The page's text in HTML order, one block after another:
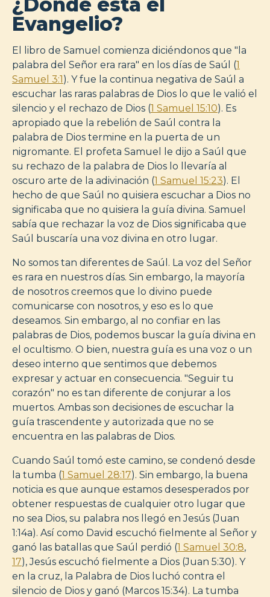
Evangelio?
El libro de Samuel comienza diciéndonos que "la
palabra del Señor era rara" en los días de Saúl (1
Samuel 3:1). Y fue la continua negativa de Saúl a
escuchar las raras palabras de Dios lo que le valió el
silencio y el rechazo de Dios (1 Samuel 15:10). Es
apropiado que la rebelión de Saúl contra la
palabra de Dios termine en la puerta de un
nigromante. El profeta Samuel le dijo a Saúl que
su rechazo de la palabra de Dios lo llevaría al
oscuro arte de la adivinación (1 Samuel 15:23). El
hecho de que Saúl no quisiera escuchar a Dios no
significaba que no quisiera la guía divina. Samuel
sabía que rechazar la voz de Dios significaba que
Saúl buscaría una voz divina en otro lugar.
No somos tan diferentes de Saúl. La voz del Señor
es rara en nuestros días. Sin embargo, la mayoría
de nosotros creemos que lo divino puede
comunicarse con nosotros, y eso es lo que
deseamos. Sin embargo, al no confiar en las
palabras de Dios, podemos buscar la guía divina en
el ocultismo. O bien, nuestra guía es una voz o un
deseo interno que sentimos que debemos
expresar y actuar en consecuencia. "Seguir tu
corazón" no es tan diferente de conjurar a los
muertos. Ambas son decisiones de escuchar la
guía trascendente y autorizada que no se
encuentra en las palabras de Dios.
Cuando Saúl tomó este camino, se condenó desde
la tumba (1 Samuel 28:17). Sin embargo, la buena
noticia es que aunque estamos desesperados por
obtener respuestas de cualquier otro lugar que
no sea Dios, su palabra nos llegó en Jesús (Juan
1:14a). Así como David escuchó fielmente al Señor y
ganó las batallas que Saúl perdió (1 Samuel 30:8,
17), Jesús escuchó fielmente a Dios (Juan 5:30). Y
en la cruz, la Palabra de Dios luchó contra el
silencio de Dios y ganó (Marcos 15:34). La tumba